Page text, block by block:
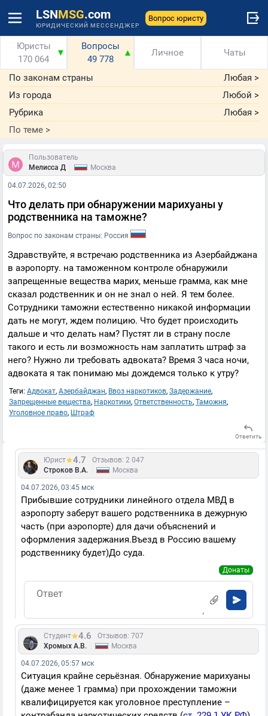
LSNMSG.com
ЮРИДИЧЕСКИЙ МЕССЕНДЖЕР
Вопрос юристу
Юристы
170 064
▼
Вопросы
49 778
▲ Личное Чаты
По законам страны Любая >
Из города
Любой >
Рубрика
Любая >
По теме >
Пользователь
Мелисса Д
Москва
04.07.2026, 02:50
Что делать при обнаружении марихуаны у
родственника на таможне?
Вопрос по законам страны: Россия
Здравствуйте, я встречаю родственника из Азербайджана
в аэропорту. на таможенном контроле обнаружили
запрещенные вещества марих, меньше грамма, как мне
сказал родственник и он не знал о ней. Я тем более.
Сотрудники таможни естественно никакой информации
дать не могут, ждем полицию. Что будет происходить
дальше и что делать нам? Пустят ли в страну после
такого и есть ли возможность нам заплатить штраф за
него? Нужно ли требовать адвоката? Время 3 часа ночи,
адвоката я так понимаю мы дождемся только к утру?
Теги: Адвокат, Азербайджан, Ввоз наркотиков, Задержание,
Запрещенные вещества, Наркотики, Ответственность, Таможня,
Уголовное право, Штраф
Ответить
Юрист 4.7
Отзывов: 2 047
Строков В.А.
Москва
04.07.2026, 03:45 мск
Прибывшие сотрудники линейного отдела МВД в
аэропорту заберут вашего родственника в дежурную
часть (при аэропорте) для дачи объяснений и
оформления задержания.Въезд в Россию вашему
родственнику будет)До суда.
Донаты
Студент 4.6
Отзывов: 707
Хромых А.В.
Москва
04.07.2026, 05:57 мск
Ситуация крайне серьёзная. Обнаружение марихуаны
(даже менее 1 грамма) при прохождении таможни
квалифицируется как уголовное преступление –